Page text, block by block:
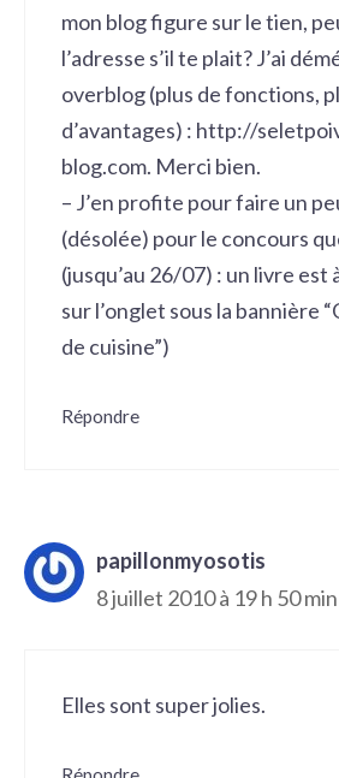
mon blog figure sur le tien,
l’adresse s’il te plait? J’ai
overblog (plus de fonctions,
d’avantages) : http://
blog.com. Merci bien.
– J’en profite pour faire un
(désolée) pour le concours
(jusqu’au 26/07) : un livre est
sur l’onglet sous la bannière
de cuisine”)
Répondre
papillonmyosotis
8 juillet 2010 à 19 h 50 min
Elles sont super jolies.